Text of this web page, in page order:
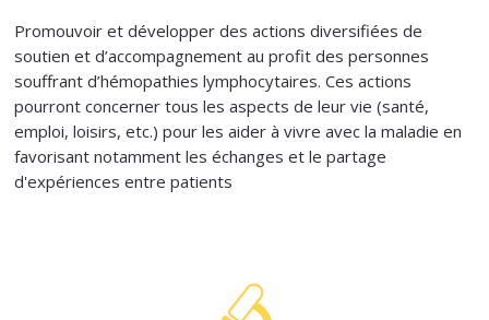
Promouvoir et développer des actions diversifiées de
soutien et d’accompagnement au profit des personnes
souffrant d’hémopathies lymphocytaires. Ces actions
pourront concerner tous les aspects de leur vie (santé,
emploi, loisirs, etc.) pour les aider à vivre avec la maladie en
favorisant notamment les échanges et le partage
d'expériences entre patients